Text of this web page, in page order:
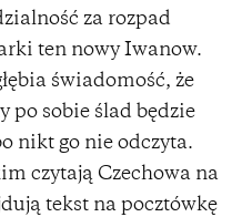
za rozpad
ten nowy Iwanow.
świadomość, że
po sobie ślad będzie
nikt go nie odczyta.
czytają Czechowa na
tekst na pocztówkę